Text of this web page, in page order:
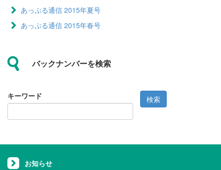
あっぷる通信 2015年夏号
あっぷる通信 2015年春号
バックナンバーを検索
キーワード 検索
お知らせ